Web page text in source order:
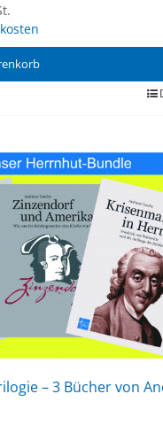
– 3 Bü­cher von